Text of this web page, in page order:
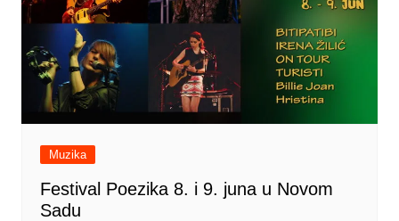
Muzika
Festival Poezika 8. i 9. juna u Novom
Sadu